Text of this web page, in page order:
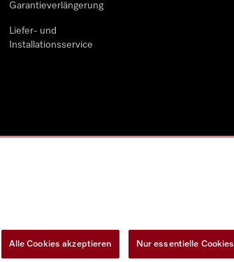
Garantieverlängerung
Liefer- und
Installationsservice
Alle Cookies akzeptieren Nur essentielle Cookies